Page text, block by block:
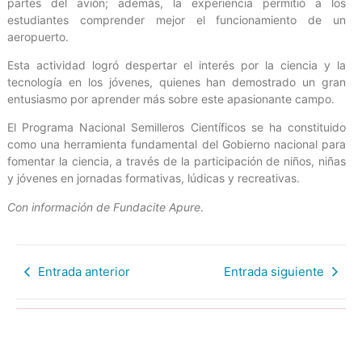
estudiantes comprender mejor el funcionamiento de un
aeropuerto.
Esta actividad logró despertar el interés por la ciencia y la
tecnología en los jóvenes, quienes han demostrado un gran
entusiasmo por aprender más sobre este apasionante campo.
El Programa Nacional Semilleros Científicos se ha constituido
como una herramienta fundamental del Gobierno nacional para
fomentar la ciencia, a través de la participación de niños, niñas
y jóvenes en jornadas formativas, lúdicas y recreativas.
Con información de Fundacite Apure.
Entrada anterior Entrada siguiente